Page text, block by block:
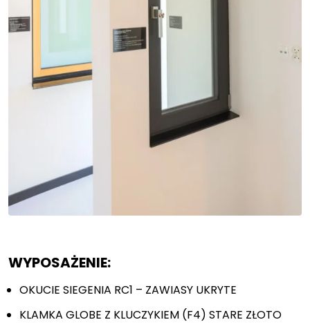
WYPOSAŻENIE:
OKUCIE SIEGENIA RC1 – ZAWIASY UKRYTE
KLAMKA GLOBE Z KLUCZYKIEM (F4) STARE ZŁOTO
Pani/Pan zgodę na przetwarzanie swoich danych
osobowych przez Okno-Pol Sp. z o. o. jako administratora
danych zgodnie z ustawą z dnia 29 sierpnia 1997 r. o
ochronie praw osobowych (Dz. U. z 2016 r. poz. 922 ze zm.)
oraz rozporządzeniem Parlamentu Europejskiego i Rady
(UE) 2016/679 z dnia 27 kwietnia 2016 r. w sprawie ochrony
osób fizycznych w związku z przetwarzaniem danych
osobowych i w sprawie swobodnego przepływu takich
danych oraz uchylenia dyrektywy 95/46/WE (Dz. U. UE. L. z
2016 r. Nr 119) zwanego „RODO”.